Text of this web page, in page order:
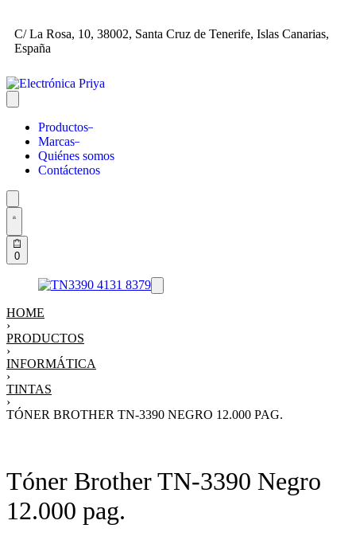
C/ La Rosa, 10, 38002, Santa Cruz de Tenerife, Islas Canarias,
España
Productos
Marcas
Quiénes somos
Contáctenos
0
HOME
›
PRODUCTOS
›
INFORMÁTICA
›
TINTAS
›
TÓNER BROTHER TN-3390 NEGRO 12.000 PAG.
Tóner Brother TN-3390 Negro
12.000 pag.